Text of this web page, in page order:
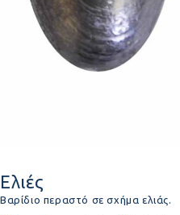
Ελιές
Βαρίδιο περαστό σε σχήμα ελιάς.